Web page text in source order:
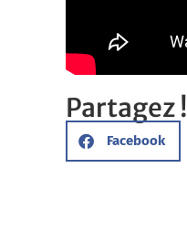
Partagez !
Facebook